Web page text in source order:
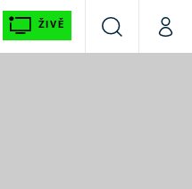
ŽIVĚ
VyhledáváníMůj